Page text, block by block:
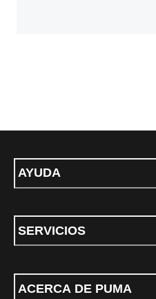
AYUDA
SERVICIOS
ACERCA DE PUMA